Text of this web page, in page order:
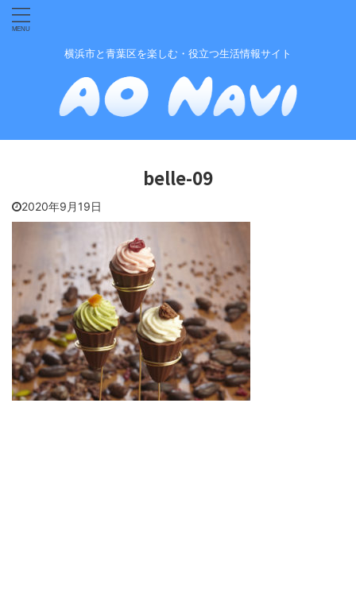
横浜市と青葉区を楽しむ・役立つ生活情報サイト
belle-09
2020年9月19日